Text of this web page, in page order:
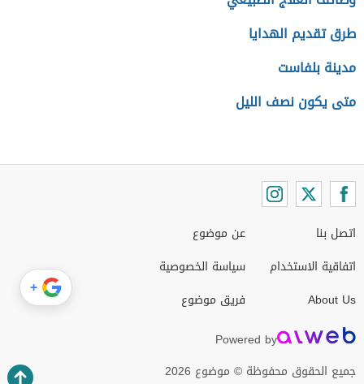
طرق تقديم الهدايا
مدينة بلفاست
متى يكون نصف الليل
اتصل بنا
اتفاقية الاستخدام
About Us
عن موضوع
سياسة الخصوصية
فريق موضوع
Powered by
جميع الحقوق محفوظة © موضوع 2026
+